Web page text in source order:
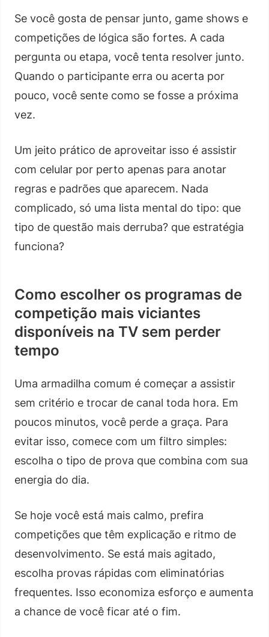
Se você gosta de pensar junto, game shows e
competições de lógica são fortes. A cada
pergunta ou etapa, você tenta resolver junto.
Quando o participante erra ou acerta por
pouco, você sente como se fosse a próxima
vez.
Um jeito prático de aproveitar isso é assistir
com celular por perto apenas para anotar
regras e padrões que aparecem. Nada
complicado, só uma lista mental do tipo: que
tipo de questão mais derruba? que estratégia
funciona?
Como escolher os programas de
competição mais viciantes
disponíveis na TV sem perder
tempo
Uma armadilha comum é começar a assistir
sem critério e trocar de canal toda hora. Em
poucos minutos, você perde a graça. Para
evitar isso, comece com um filtro simples:
escolha o tipo de prova que combina com sua
energia do dia.
Se hoje você está mais calmo, prefira
competições que têm explicação e ritmo de
desenvolvimento. Se está mais agitado,
escolha provas rápidas com eliminatórias
frequentes. Isso economiza esforço e aumenta
a chance de você ficar até o fim.